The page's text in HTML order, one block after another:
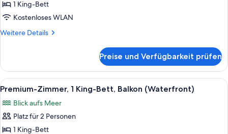
1 King-
Bett,
rollstuhlgeeignete
strobe
door
bell)
anzeigen
1 King-Bett
Kostenloses WLAN
Weitere Details
Weitere
1 King-
Bett,
rollstuhlgeeignete
(Zephyr,
strobe
Preise und Verfügbarkeit prüfen
Alle
Fotos
für
Premium-
Zimmer,
Ein Hotelzimmer mit einem großen
7
Premium-Zimmer, 1 King-Bett, Balkon (Waterfront)
Blick aufs Meer
Platz für 2 Personen
1 King-Bett